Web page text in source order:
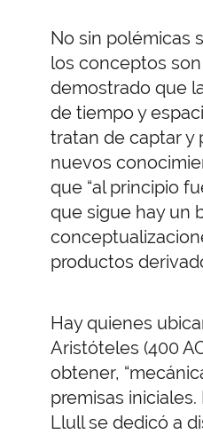
No sin polémicas
los conceptos
demostrado que
de tiempo y
tratan de captar y
nuevos
que “al principio
que sigue hay un
productos
Hay quienes
Aristóteles (400
obtener,
premisas
Llull se dedicó a